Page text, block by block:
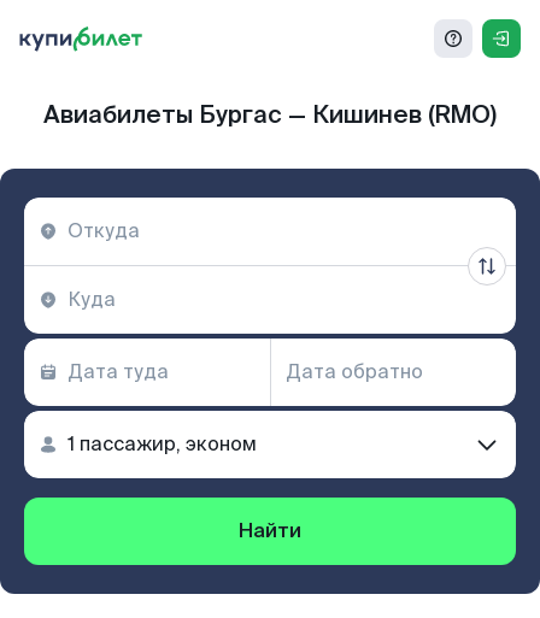
Авиабилеты Бургас — Кишинев (RMO)
Найти